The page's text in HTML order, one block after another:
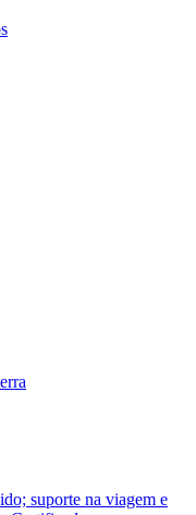
suporte na viagem e